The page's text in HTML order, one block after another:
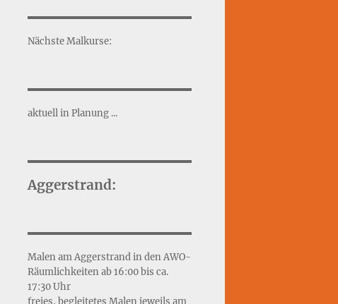
Nächste Malkurse:
aktuell in Planung ...
Aggerstrand:
Malen am Aggerstrand in den AWO-
Räumlichkeiten ab 16:00 bis ca.
17:30 Uhr
freies, begleitetes Malen jeweils am